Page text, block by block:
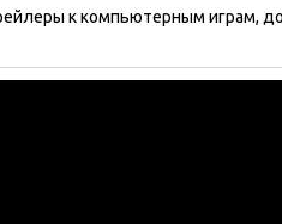
к компьютерным играм,